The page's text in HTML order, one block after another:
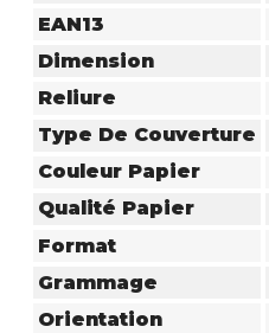
EAN13
Dimension
Reliure
Type De Couverture
Couleur Papier
Qualité Papier
Format
Grammage
Orientation